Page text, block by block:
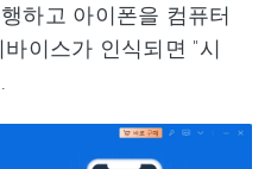
하고 아이폰을 컴퓨터
이스가 인식되면 "시